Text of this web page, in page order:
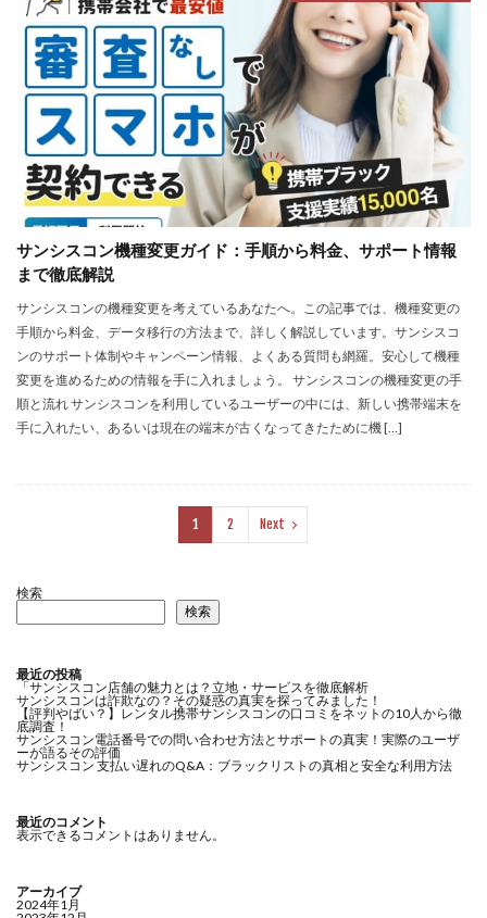
サンシスコン機種変更ガイド：手順から料金、サポート情報
まで徹底解説
サンシスコンの機種変更を考えているあなたへ。この記事では、機種変更の
手順から料金、データ移行の方法まで、詳しく解説しています。サンシスコ
ンのサポート体制やキャンペーン情報、よくある質問も網羅。安心して機種
変更を進めるための情報を手に入れましょう。 サンシスコンの機種変更の手
順と流れ サンシスコンを利用しているユーザーの中には、新しい携帯端末を
手に入れたい、あるいは現在の端末が古くなってきたために機 […]
1 2 Next
検索
検索
最近の投稿
「サンシスコン店舗の魅力とは？立地・サービスを徹底解析
サンシスコンは詐欺なの？その疑惑の真実を探ってみました！
【評判やばい？】レンタル携帯サンシスコンの口コミをネットの10人から徹
底調査！
サンシスコン電話番号での問い合わせ方法とサポートの真実！実際のユーザ
ーが語るその評価
サンシスコン 支払い遅れのQ&A：ブラックリストの真相と安全な利用方法
最近のコメント
表示できるコメントはありません。
アーカイブ
2024年1月